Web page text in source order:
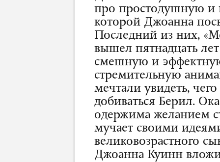
про простодушную и
которой Джоанна
Последний из них,
вышел пятнадцать
смешную и
стремительную
мечтали увидеть, чего
добиваться Берил.
одержима желанием
мучает своими
великовозрастного
Джоанна Куинн